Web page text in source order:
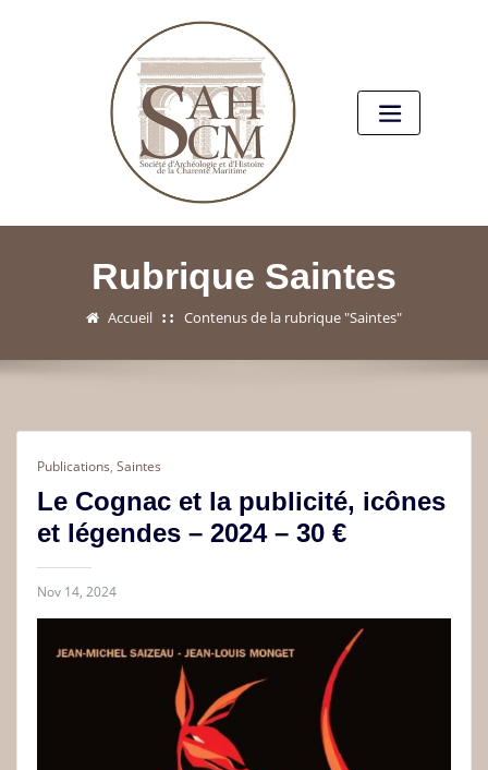
Rubrique Saintes
Accueil Contenus de la rubrique "Saintes"
Publications, Saintes
Le Cognac et la publicité, icônes
et légendes – 2024 – 30 €
Nov 14, 2024